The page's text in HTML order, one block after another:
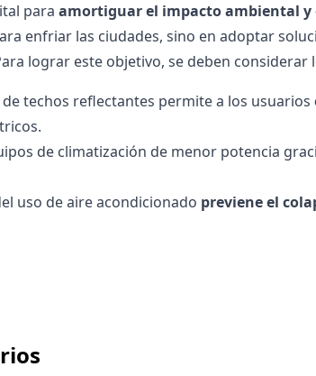
para amortiguar el impacto ambiental y
enfriar las ciudades, sino en adoptar
lograr este objetivo, se deben
techos reflectantes permite a los usuarios
de climatización de menor potencia
uso de aire acondicionado previene el